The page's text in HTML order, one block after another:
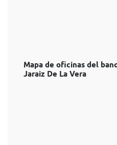
Mapa de oficinas del
Jaraiz De La Vera